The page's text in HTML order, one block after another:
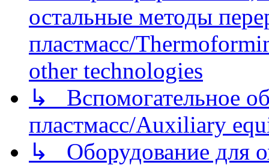
остальные методы
пластмасс/
other technologies
↳ Вспомогательное
пластмасс/Auxiliary
↳ Оборудование для